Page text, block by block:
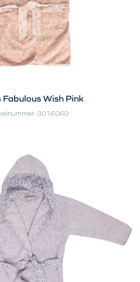
Fabulous Wish Pink
3016060